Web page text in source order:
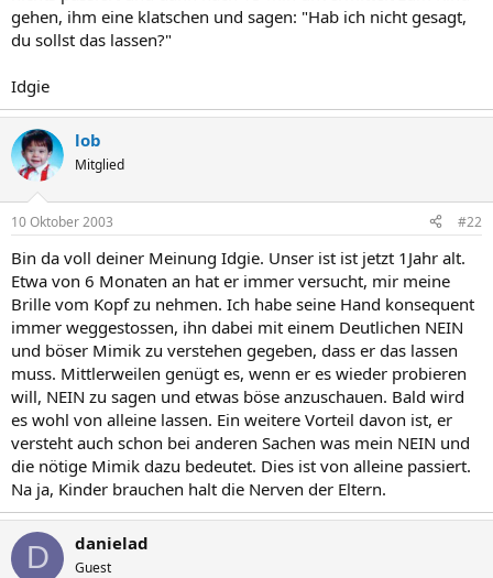
gehen, ihm eine klatschen und sagen: "Hab ich nicht gesagt,
du sollst das lassen?"
Idgie
lob
Mitglied
10 Oktober 2003 #22
Bin da voll deiner Meinung Idgie. Unser ist ist jetzt 1Jahr alt.
Etwa von 6 Monaten an hat er immer versucht, mir meine
Brille vom Kopf zu nehmen. Ich habe seine Hand konsequent
immer weggestossen, ihn dabei mit einem Deutlichen NEIN
und böser Mimik zu verstehen gegeben, dass er das lassen
muss. Mittlerweilen genügt es, wenn er es wieder probieren
will, NEIN zu sagen und etwas böse anzuschauen. Bald wird
es wohl von alleine lassen. Ein weitere Vorteil davon ist, er
versteht auch schon bei anderen Sachen was mein NEIN und
die nötige Mimik dazu bedeutet. Dies ist von alleine passiert.
Na ja, Kinder brauchen halt die Nerven der Eltern.
D danielad
Guest